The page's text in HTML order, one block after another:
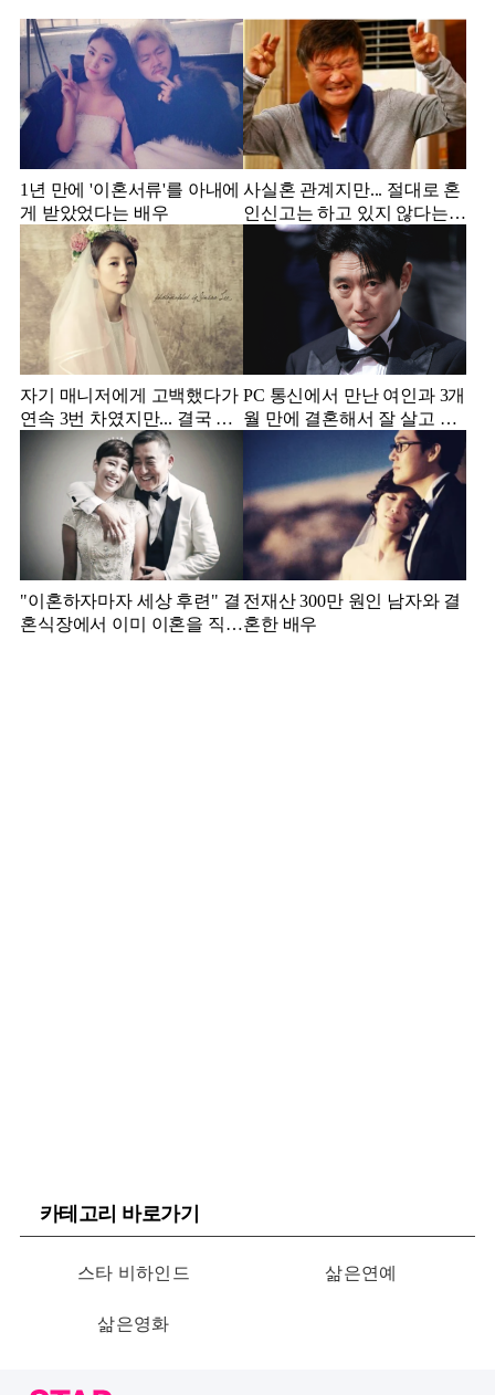
1년 만에 '이혼서류'를 아내에
게 받았었다는 배우
사실혼 관계지만... 절대로 혼
인신고는 하고 있지 않다는
배우
자기 매니저에게 고백했다가
연속 3번 차였지만... 결국 결
혼에 성공한 배우
PC 통신에서 만난 여인과 3개
월 만에 결혼해서 잘 살고 있
"이혼하자마자 세상 후련" 결
혼식장에서 이미 이혼을 직감
전재산 300만 원인 남자와 결
혼한 배우
카테고리 바로가기
스타 비하인드 삶은연예
삶은영화